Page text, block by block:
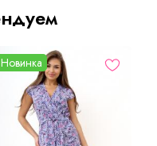
Новинка